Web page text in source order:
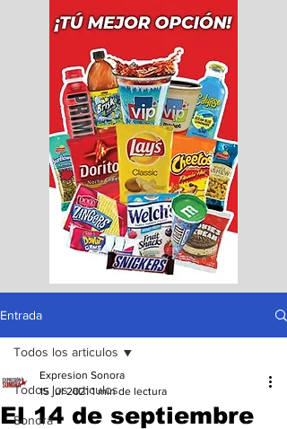
Entrada
Todos los articulos
Sonora
Todos los articulos
El 14 de septiembre
Expresion Sonora
15 jul 2021 1 min de lectura